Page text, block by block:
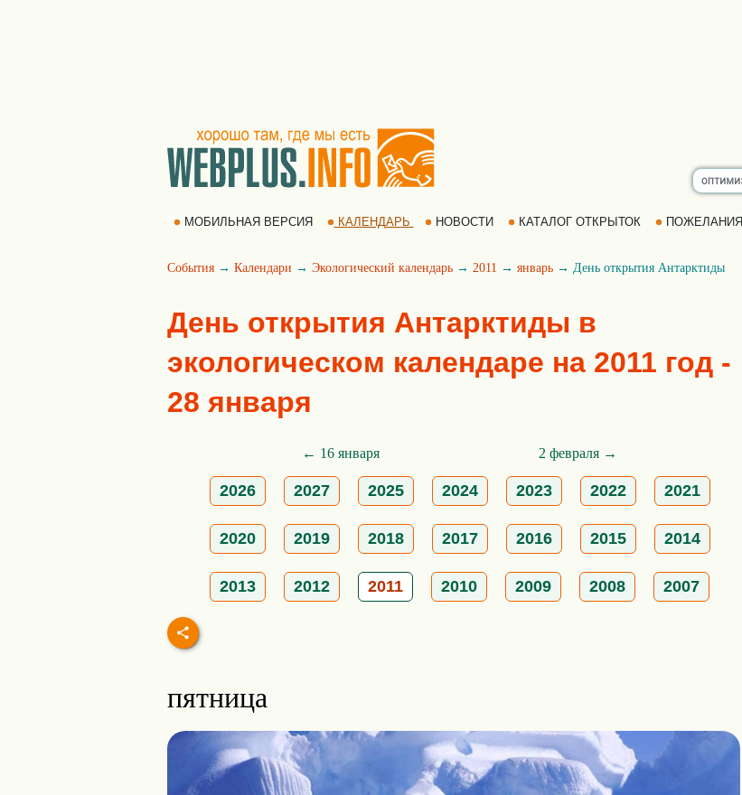
МОБИЛЬНАЯ ВЕРСИЯ КАЛЕНДАРЬ НОВОСТИ КАТАЛОГ ОТКРЫТОК ПОЖЕЛАНИЯ
События → Календари → Экологический календарь → 2011 → январь → День открытия Антарктиды
День открытия Антарктиды в
экологическом календаре на 2011 год -
28 января
← 16 января 2 февраля →
2026 2027 2025 2024 2023 2022 2021
2020 2019 2018 2017 2016 2015 2014
2013 2012 2011 2010 2009 2008 2007
пятница